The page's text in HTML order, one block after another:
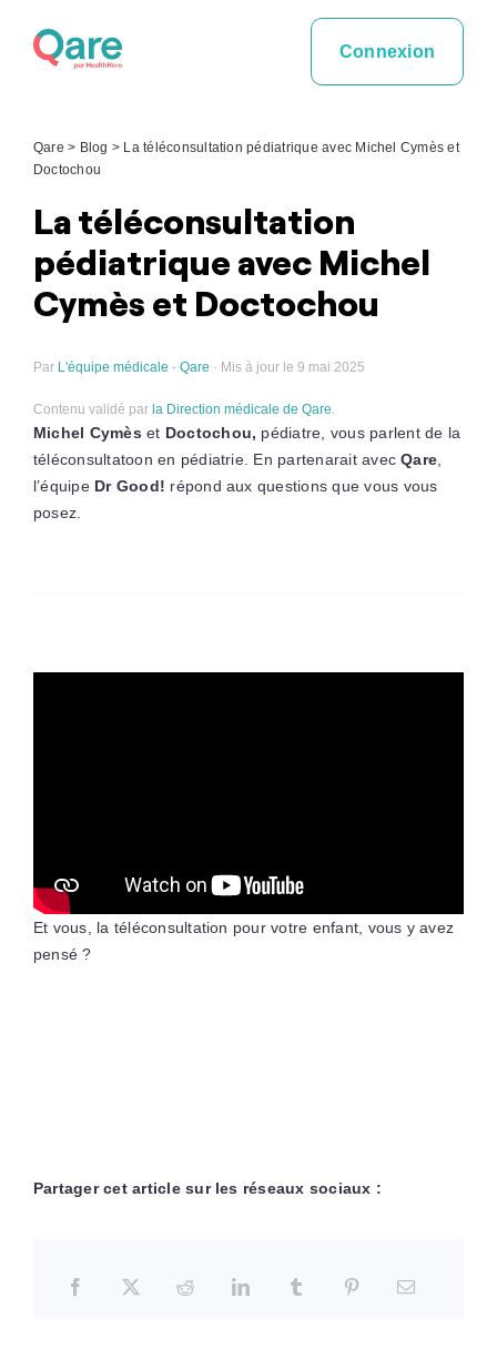
Connexion
Qare > Blog > La téléconsultation pédiatrique avec Michel Cymès et
Doctochou
La téléconsultation
pédiatrique avec Michel
Cymès et Doctochou
Par L'équipe médicale · Qare · Mis à jour le 9 mai 2025
Contenu validé par la Direction médicale de Qare.
Michel Cymès et Doctochou, pédiatre, vous parlent de la
téléconsultatoon en pédiatrie. En partenarait avecQare
l’équipe Dr Good! répond aux questions que vous vous
posez.
Et vous, la téléconsultation pour votre enfant, vous y avez
pensé ?
Partager cet article sur les réseaux sociaux :